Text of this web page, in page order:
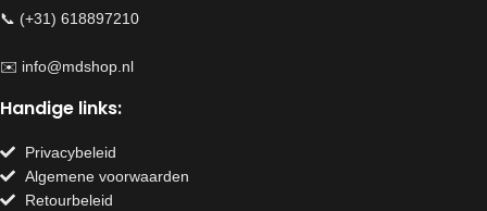
📞 (+31) 618897210
✉️ info@mdshop.nl
Handige links:
Privacybeleid
Algemene voorwaarden
Retourbeleid